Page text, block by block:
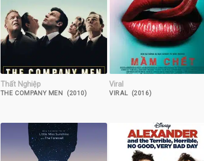
Thất Nghiệp
THE COMPANY MEN (2010)
Viral
VIRAL (2016)